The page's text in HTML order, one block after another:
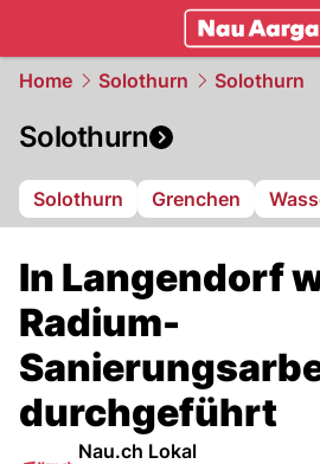
Home Solothurn Solothurn
Solothurn
Solothurn Grenchen
In Langendorf
Radium-
durchgeführt
Nau.ch Lokal